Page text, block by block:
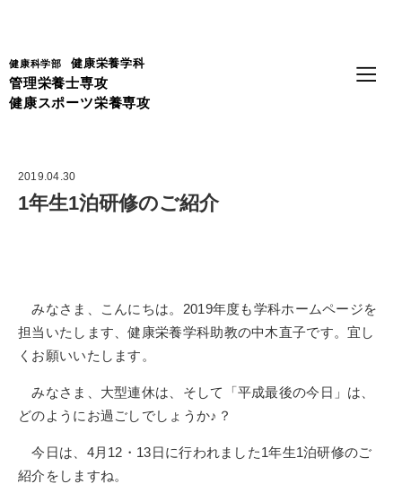
健康科学部 健康栄養学科
管理栄養士専攻
健康スポーツ栄養専攻
2019.04.30
1年生1泊研修のご紹介
みなさま、こんにちは。2019年度も学科ホームページを
担当いたします、健康栄養学科助教の中木直子です。宜し
くお願いいたします。
みなさま、大型連休は、そして「平成最後の今日」は、
どのようにお過ごしでしょうか♪？
今日は、4月12・13日に行われました1年生1泊研修のご
紹介をしますね。